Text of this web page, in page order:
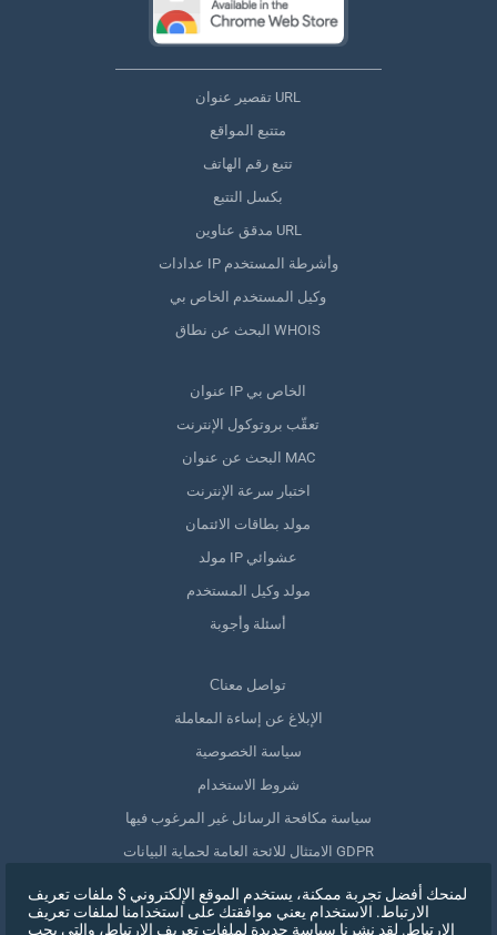
تقصير عنوان URL
متتبع المواقع
تتبع رقم الهاتف
بكسل التتبع
مدقق عناوين URL
عدادات IP وأشرطة المستخدم
وكيل المستخدم الخاص بي
البحث عن نطاق WHOIS
عنوان IP الخاص بي
تعقّب بروتوكول الإنترنت
البحث عن عنوان MAC
اختبار سرعة الإنترنت
مولد بطاقات الائتمان
مولد IP عشوائي
مولد وكيل المستخدم
أسئلة وأجوبة
Сتواصل معنا
الإبلاغ عن إساءة المعاملة
سياسة الخصوصية
شروط الاستخدام
سياسة مكافحة الرسائل غير المرغوب فيها
الامتثال للائحة العامة لحماية البيانات GDPR
حذف بياناتي
سحب الموافقة
لمنحك أفضل تجربة ممكنة، يستخدم الموقع الإلكتروني $ ملفات تعريف
الارتباط. الاستخدام يعني موافقتك على استخدامنا لملفات تعريف
الارتباط. لقد نشرنا سياسة جديدة لملفات تعريف الارتباط، والتي يجب